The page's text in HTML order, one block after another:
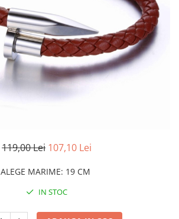
119,00 Lei 107,10 Lei
ALEGE MARIME: 19 CM
IN STOC